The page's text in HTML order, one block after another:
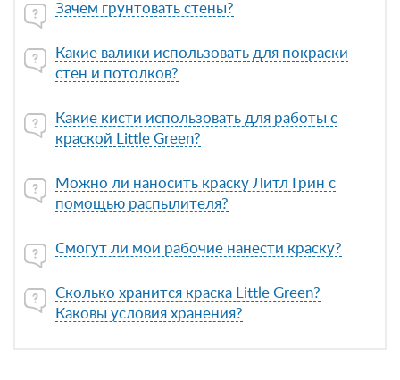
Зачем грунтовать стены?
Какие валики использовать для покраски
стен и потолков?
Какие кисти использовать для работы с
краской Little Green?
Можно ли наносить краску Литл Грин с
помощью распылителя?
Смогут ли мои рабочие нанести краску?
Сколько хранится краска Little Green?
Каковы условия хранения?